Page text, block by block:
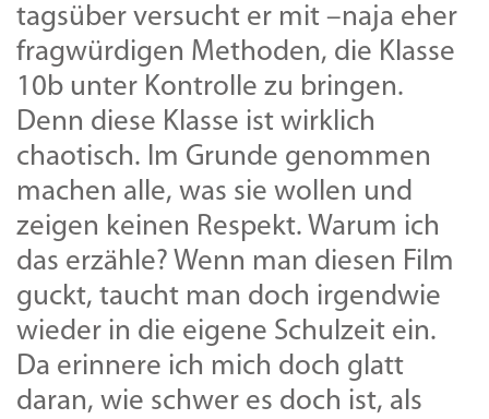
tagsüber versucht er mit –naja eher
fragwürdigen Methoden, die Klasse
10b unter Kontrolle zu bringen.
Denn diese Klasse ist wirklich
chaotisch. Im Grunde genommen
machen alle, was sie wollen und
zeigen keinen Respekt. Warum ich
das erzähle? Wenn man diesen Film
guckt, taucht man doch irgendwie
wieder in die eigene Schulzeit ein.
Da erinnere ich mich doch glatt
daran, wie schwer es doch ist, als